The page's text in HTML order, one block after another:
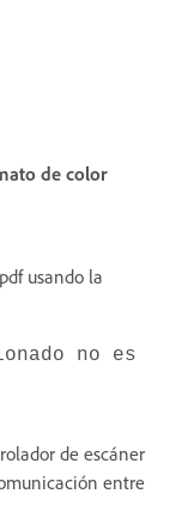
de color
usando la
no es
de escáner
entre